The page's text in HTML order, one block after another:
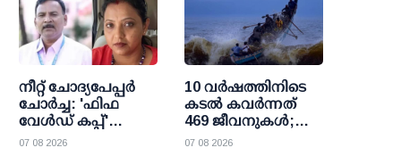
നീറ്റ് ചോദ്യപേപ്പര്‍
ചോര്‍ച്ച: 'ഫിഫ
വേള്‍ഡ് കപ്പ്'
വാട്സാപ്പ് ഗ്രൂപ്പ്
07 08 2026
10 വര്‍ഷത്തിനിടെ
കടല്‍ കവര്‍ന്നത്
469 ജീവനുകള്‍;
47000 ത്തിലധികം
07 08 2026